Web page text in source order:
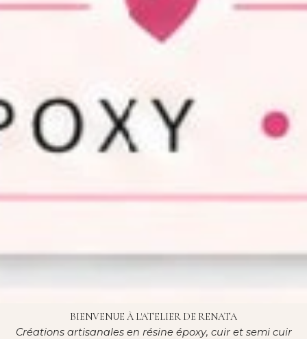
BIENVENUE À L'ATELIER DE RENATA
Créations artisanales en résine époxy, cuir et semi cuir